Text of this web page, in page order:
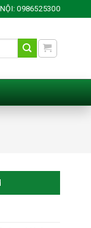
0986525300